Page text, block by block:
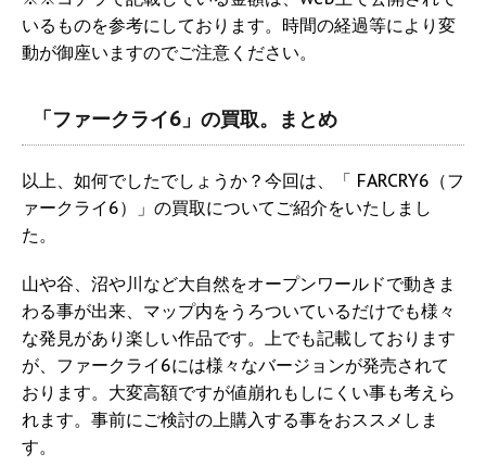
いるものを参考にしております。時間の経過等により変
動が御座いますのでご注意ください。
「ファークライ6」の買取。まとめ
以上、如何でしたでしょうか？今回は、「 FARCRY6（フ
ァークライ6）」の買取についてご紹介をいたしまし
た。
山や谷、沼や川など大自然をオープンワールドで動きま
わる事が出来、マップ内をうろついているだけでも様々
な発見があり楽しい作品です。上でも記載しております
が、ファークライ6には様々なバージョンが発売されて
おります。大変高額ですが値崩れもしにくい事も考えら
れます。事前にご検討の上購入する事をおススメしま
す。